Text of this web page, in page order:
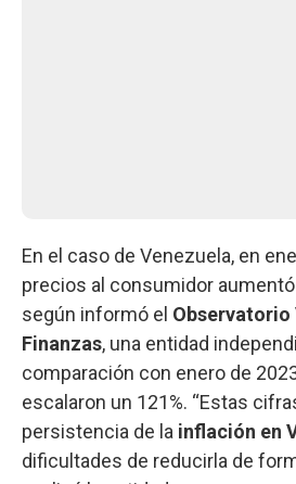
En el caso de Venezuela, en
precios al consumidor aumentó
según informó el Observatorio
Finanzas, una entidad
comparación con enero de
escalaron un 121%. “Estas
persistencia de la inflación en
dificultades de reducirla de